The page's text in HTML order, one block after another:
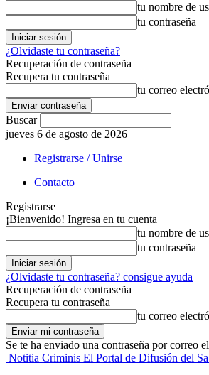
tu nombre de
tu contraseña
¿Olvidaste tu contraseña?
Recuperación de contraseña
Recupera tu contraseña
tu correo
Buscar
jueves 6 de agosto de 2026
Registrarse / Unirse
Contacto
Registrarse
¡Bienvenido! Ingresa en tu cuenta
tu nombre de
tu contraseña
¿Olvidaste tu contraseña? consigue ayuda
Recuperación de contraseña
Recupera tu contraseña
tu correo
Se te ha enviado una contraseña por correo
Notitia Criminis El Portal de Difusión del